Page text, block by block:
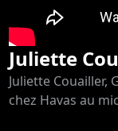
Juliette
Juliette Couailler,
chez Havas au